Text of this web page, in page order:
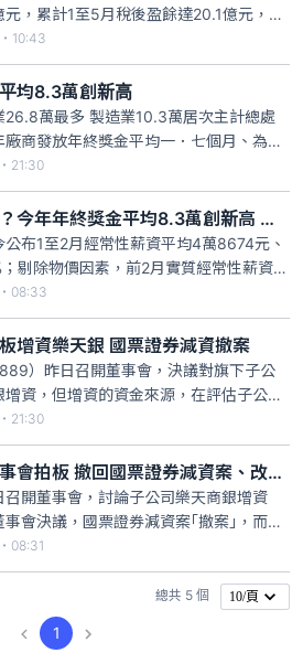
，累計1至5月稅後盈餘達20.1億元，較
加16.58億元、年增470.7%；每股稅後盈
5月底每股淨值12.8元，獲利表現穩健成
表現方面，國際票券受惠於美國聯準會
降息3碼，115年外幣
10:43
均8.3萬創新高
26.8萬最多 製造業10.3萬居次主計總處
廠商發放年終獎金平均一．七個月、為歷
額平均八．二七萬元、創歷年新高；各
融保險業平均三．六五個月、二十六．七
製造業二．二個月、十．二五萬元次
二月經常性薪資平均四萬八六七四元、年
％，剔除
21:30
你領多少？今年年終獎金平均8.3萬創新高 這個行業26.8萬最多
公布1至2月經常性薪資平均4萬8674元、
剔除物價因素，前2月實質經常性薪資年
近7年同期最大增幅。另，今年年終獎金
、創統計以來第4高，但發放金額8萬
統計以來新高，其中金融保險業平均
26萬7862元最多，製造業2.2個
08:33
增資樂天銀 國票證券減資撤案
）昨日召開董事會，決議對旗下子公
增資，但增資的資金來源，在評估子公司
本適足率、行政作業流程等條件，決議
現金減資案撤案，而由國際票券上繳特別
搭配舉債支應。國票金指出，樂天商銀
額在30億元以內，國票金按原持股比例
增資所需
21:30
國票金董事會拍板 撤回國票證券減資案、改2方案支應
召開董事會，討論子公司樂天商銀增資
會決議，國票證券減資案｢撤案｣，而由
特別盈餘公積，並搭配舉債支應，國票
天商銀的增資金額在30億元以內，國票金
例參與49%，增資所需資金不超過15億
今日上午召開董事會，議程包括「是否參
增資案及資
08:31
總共 5 個 10/頁
1